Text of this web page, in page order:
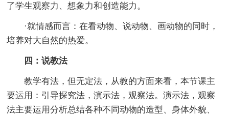
了学生观察力、想象力和创造能力。
·就情感而言：在看动物、说动物、画动物的同时，
培养对大自然的热爱。
四：说教法
教学有法，但无定法，从教的方面来看，本节课主
要运用：引导探究法，演示法，观察法。演示法，观察
法主要运用分析总结各种不同动物的造型、身体外貌、